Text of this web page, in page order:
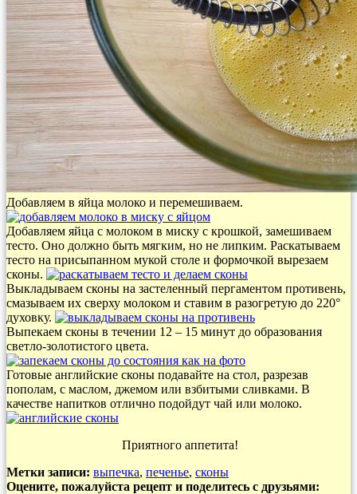
Добавляем в яйца молоко и перемешиваем.
Добавляем яйца с молоком в миску с крошкой, замешиваем
тесто. Оно должно быть мягким, но не липким. Раскатываем
тесто на присыпанном мукой столе и формочкой вырезаем
сконы.
Выкладываем сконы на застеленный пергаментом противень,
смазываем их сверху молоком и ставим в разогретую до 220°
духовку.
Выпекаем сконы в течении 12 – 15 минут до образования
светло-золотистого цвета.
Готовые английские сконы подавайте на стол, разрезав
пополам, с маслом, джемом или взбитыми сливками. В
качестве напитков отлично подойдут чай или молоко.
Приятного аппетита!
Метки записи: выпечка, печенье, сконы
Оцените, пожалуйста рецепт и поделитесь с друзьями: